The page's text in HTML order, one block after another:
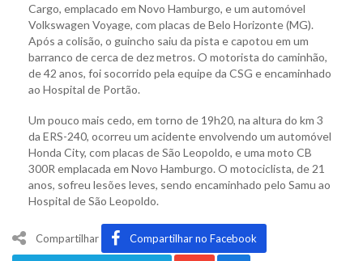
Cargo, emplacado em Novo Hamburgo, e um automóvel
Volkswagen Voyage, com placas de Belo Horizonte (MG).
Após a colisão, o guincho saiu da pista e capotou em um
barranco de cerca de dez metros. O motorista do caminhão,
de 42 anos, foi socorrido pela equipe da CSG e encaminhado
ao Hospital de Portão.
Um pouco mais cedo, em torno de 19h20, na altura do km 3
da ERS-240, ocorreu um acidente envolvendo um automóvel
Honda City, com placas de São Leopoldo, e uma moto CB
300R emplacada em Novo Hamburgo. O motociclista, de 21
anos, sofreu lesões leves, sendo encaminhado pelo Samu ao
Hospital de São Leopoldo.
Compartilhar Compartilhar no Facebook